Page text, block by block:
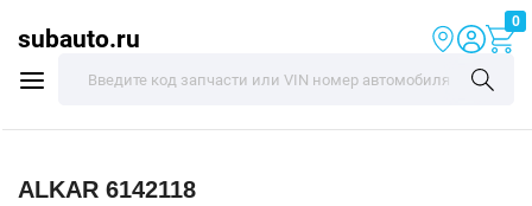
subauto.ru
0
ALKAR 6142118